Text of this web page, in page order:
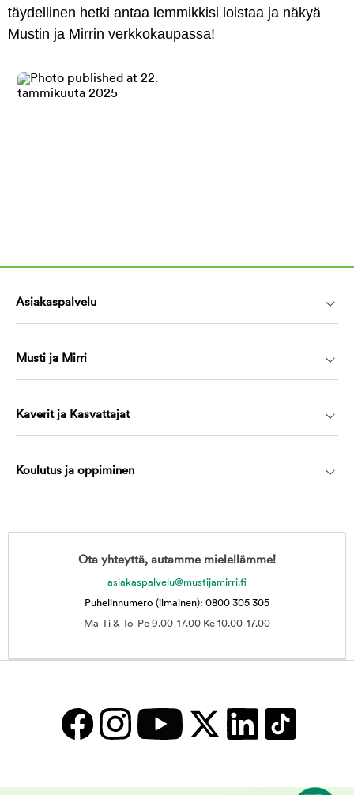
täydellinen hetki antaa lemmikkisi loistaa ja näkyä
Mustin ja Mirrin verkkokaupassa!
Asiakaspalvelu
Musti ja Mirri
Kaverit ja Kasvattajat
Koulutus ja oppiminen
Ota yhteyttä, autamme mielellämme!
asiakaspalvelu@mustijamirri.fi
Puhelinnumero (ilmainen): 0800 305 305
Ma-Ti & To-Pe 9.00-17.00 Ke 10.00-17.00